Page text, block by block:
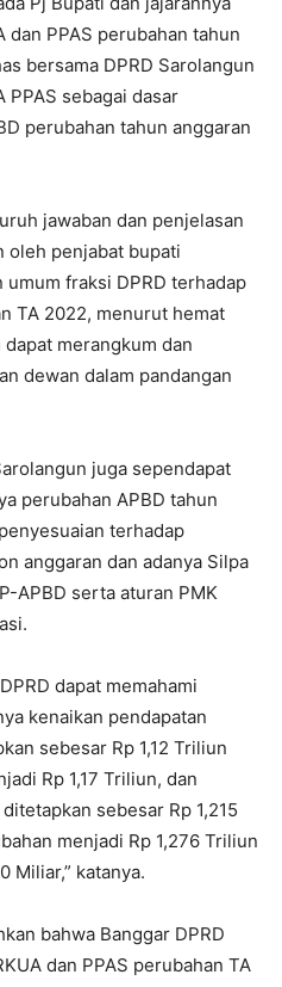
dan PPAS perubahan tahun
bersama DPRD Sarolangun
PPAS sebagai dasar
perubahan tahun anggaran
jawaban dan penjelasan
oleh penjabat bupati
fraksi DPRD terhadap
TA 2022, menurut hemat
merangkum dan
dewan dalam pandangan
juga sependapat
perubahan APBD tahun
terhadap
anggaran dan adanya Silpa
APBD serta aturan PMK
dapat memahami
kenaikan pendapatan
sebesar Rp 1,12 Triliun
Rp 1,17 Triliun, dan
sebesar Rp 1,215
menjadi Rp 1,276 Triliun
Miliar,” katanya.
bahwa Banggar DPRD
dan PPAS perubahan TA